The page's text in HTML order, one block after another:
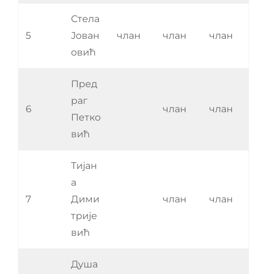
5
Стела
Јован
овић
члан члан члан
6
Пред
раг
Петко
вић
члан члан
7
Тијан
а
Дими
трије
вић
члан члан
Душа